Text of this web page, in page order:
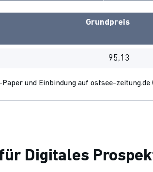
Grundpreis
95,13
und Einbindung auf ostsee-
Digitales